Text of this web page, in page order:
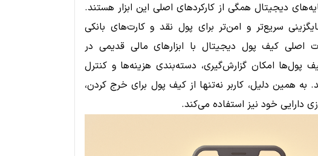
دیجیتال همگی از کارکردهای اصلی این ابزار هستند.
سریع‌تر و امن‌تر برای پول نقد و کارت‌های بانکی
کیف پول دیجیتال با ابزارهای مالی قدیمی در
امکان گزارش‌گیری، دسته‌بندی هزینه‌ها و کنترل
به همین دلیل، کاربر نه‌تنها از کیف پول برای خرج کردن،
دارایی خود نیز استفاده می‌کند.